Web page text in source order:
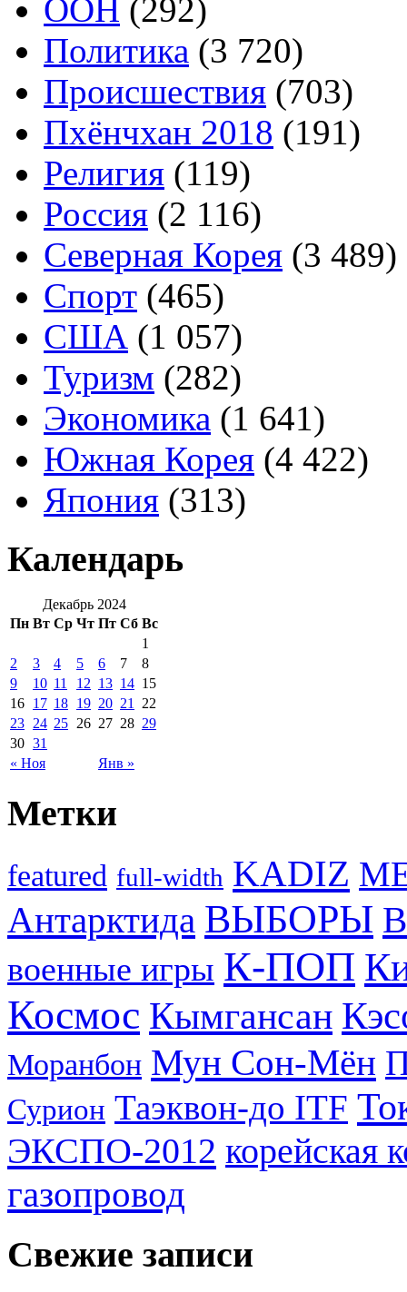
ООН (292)
Политика (3 720)
Происшествия (703)
Пхёнчхан 2018 (191)
Религия (119)
Россия (2 116)
Северная Корея (3 489)
Спорт (465)
США (1 057)
Туризм (282)
Экономика (1 641)
Южная Корея (4 422)
Япония (313)
Календарь
Декабрь 2024
Пн Вт Ср Чт Пт Сб Вс
« Ноя Янв »
1
2
3 4 5 6 7
8
9
10 11 12 13 14 15
16 17 18 19 20 21
22
23 24 25 26 27 28 29
30 31
Метки
featured full-width KADIZ
Антарктида ВЫБОРЫ
военные игры К-ПОП
Космос Кымгансан
Моранбон Мун Сон-Мён
Сурион Таэквон-до ITF
ЭКСПО-2012 корейская
газопровод
Свежие записи